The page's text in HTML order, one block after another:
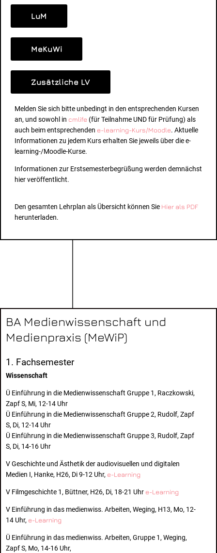
LuM
MeKuWi
Zusätzliche LV
Melden Sie sich bitte unbedingt in den entsprechenden Kursen
an, und sowohl in cmlife (für Teilnahme UND für Prüfung) als
auch beim entsprechenden e-learning-Kurs/Moodle. Aktuelle
Informationen zu jedem Kurs erhalten Sie jeweils über die e-
learning-/Moodle-Kurse.
Informationen zur Erstsemesterbegrüßung werden demnächst
hier veröffentlicht.
Den gesamten Lehrplan als Übersicht können Sie Hier als PDF
herunterladen.
BA Medienwissenschaft und
Medienpraxis (MeWiP)
1. Fachsemester
Wissenschaft
Ü Einführung in die Medienwissenschaft Gruppe 1, Raczkowski,
Zapf S, Mi, 12-14 Uhr
Ü Einführung in die Medienwissenschaft Gruppe 2, Rudolf, Zapf
S, Di, 12-14 Uhr
Ü Einführung in die Medienwissenschaft Gruppe 3, Rudolf, Zapf
S, Di, 14-16 Uhr
V Geschichte und Ästhetik der audiovisuellen und digitalen
Medien I, Hanke, H26, Di 9-12 Uhr, e-Learning
V Filmgeschichte 1, Büttner, H26, Di, 18-21 Uhr e-Learning
V Einführung in das medienwiss. Arbeiten, Weging, H13, Mo, 12-
14 Uhr, e-Learning
Ü Einführung in das medienwiss. Arbeiten, Gruppe 1, Weging,
Zapf S, Mo, 14-16 Uhr,